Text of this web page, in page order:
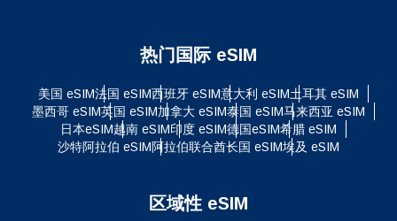
热门国际 eSIM
美国 eSIM法国 eSIM西班牙 eSIM意大利 eSIM土耳其 eSIM
墨西哥 eSIM英国 eSIM加拿大 eSIM泰国 eSIM马来西亚 eSIM
日本eSIM越南 eSIM印度 eSIM德国eSIM希腊 eSIM
沙特阿拉伯 eSIM阿拉伯联合酋长国 eSIM埃及 eSIM
区域性 eSIM